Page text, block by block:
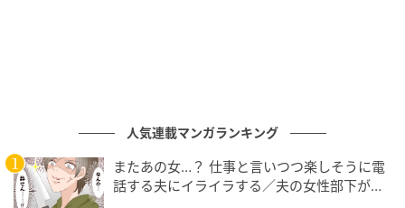
人気連載マンガランキング
またあの女…？ 仕事と言いつつ楽しそうに電
話する夫にイライラする／夫の女性部下が気